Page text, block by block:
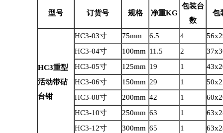
型号 订货号 规格 净重KG
包装台
数
包
HC3重型
活动带砧
台钳
HC3-03寸 75mm 6.5 4
HC3-04寸
100mm 11.5 2
HC3-05寸
125mm 19 1
HC3-06寸
150mm 29 1
HC3-08寸
200mm 42 1
HC3-10寸
250mm 63 1
HC3-12寸
300mm 65 1